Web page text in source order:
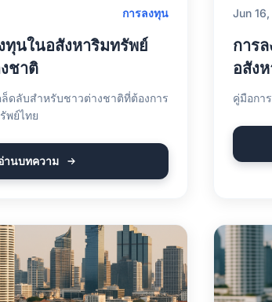
การลงทุน
ทุนในอสังหาริมทรัพย์
ชาติ
ดลับสำหรับชาวต่างชาติที่ต้องการ
พย์ไทย
านบทความ
Jun
การ
อสัง
คู่มือกา